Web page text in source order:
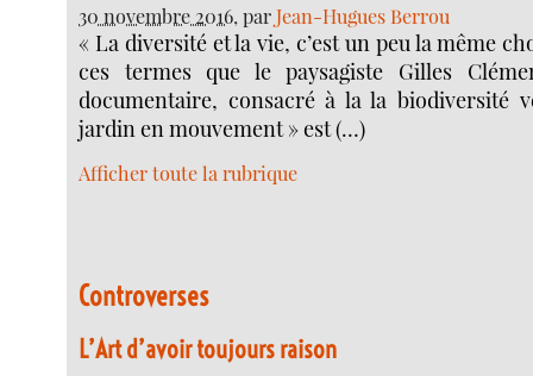
30 novembre 2016, parJean-Hugues Berrou
« La diversité et la vie, c’est un peu la même
ces termes que le paysagiste Gilles
documentaire, consacré à la la biodiversité
jardin en mouvement » est (…)
Afficher toute la rubrique
Controverses
L’Art d’avoir toujours raison